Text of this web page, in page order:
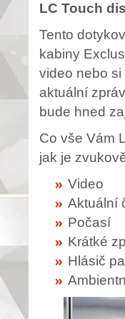
LC Touch
Tento
kabiny
video nebo
aktuální
bude hned
Co vše Vám
jak je
Video
Aktuální
Počasí
Krátké
Hlásič